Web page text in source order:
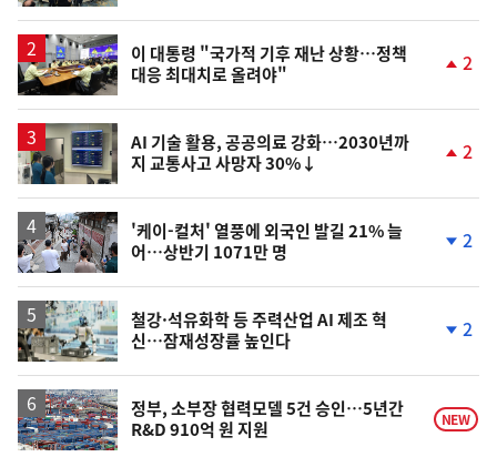
일
이 대통령 "국가적 기후 재난 상황…정책
대응 최대치로 올려야"
상
2
AI 기술 활용, 공공의료 강화…2030년까
지 교통사고 사망자 30%↓
상
2
'케이-컬처' 열풍에 외국인 발길 21% 늘
어…상반기 1071만 명
하
2
철강·석유화학 등 주력산업 AI 제조 혁
신…잠재성장률 높인다
하
락
2
정부, 소부장 협력모델 5건 승인…5년간
R&D 910억 원 지원
NEW